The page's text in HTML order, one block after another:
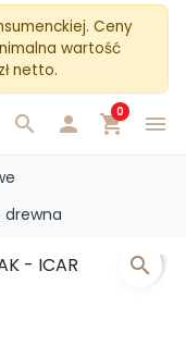
Ceny
wartość
netto.
menu
search  shopping_cart
0
Next
search